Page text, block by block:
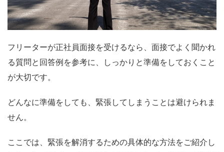
フリーターが正社員面接を受けるなら、面接でよく聞かれ
る質問と回答例を参考に、しっかりと準備をしておくこと
が大切です。
どんなに準備をしても、緊張してしまうことは避けられま
せん。
ここでは、緊張を解消するための具体的な方法をご紹介し